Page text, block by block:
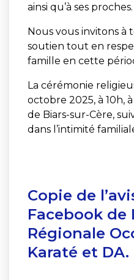
ainsi qu’à ses proches.
Nous vous invitons à
soutien tout en
famille en cette
La cérémonie
octobre 2025, à 10h,
de Biars-sur-Cère,
dans l’intimité
Copie de
Facebook de
Régionale
Karaté et DA.